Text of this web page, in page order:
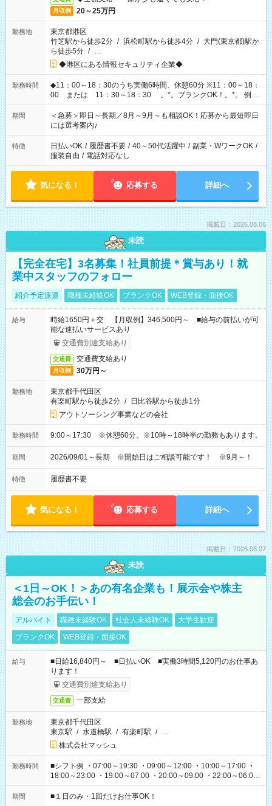
月収例 20～25万円
勤務地
東京都港区
竹芝駅から徒歩2分 / 浜松町駅から徒歩4分 / 大門(東京都)駅か
ら徒歩5分 / …
◆港区にある情報セキュリティ企業◆
勤務時間
◆11：00～18：30のうち実働6時間、休憩60分 ※11：00～18：
00 または 11：30～18：30 。*。ブランクOK！。*。 例え
ば前職が、 在宅/財団法人/事務/コールセンター/受付/販売/カフェ
スタッフ スイーツ販売/ホテルフロント/化粧品販売/など 様々な
業界から入社して活躍されています♪
期間
＜急募＞即日～長期／8月～9月～も相談OK！応募から最短即日
には選考案内♪
特徴 日払いOK / 履歴書不要 / 40～50代活躍中 / 副業・WワークOK /
服装自由 / 電話対応なし
気になる！ 応募する 詳細へ
掲載日：2026.08.06
未読
【完全在宅】3名募集！社員前提＊賞与あり！就
業中スタッフのフォロー
紹介予定派遣 職種未経験OK ブランクOK WEB登録・面接OK
給与
時給1650円＋交 【月収例】346,500円～ ■給与の前払いが可
能な速払いサービスあり
交通費別途支給あり
交通費 交通費支給あり
月収例 30万円～
勤務地
東京都千代田区
有楽町駅から徒歩2分 / 日比谷駅から徒歩1分
アウトソーシング事業などの会社
勤務時間 9:00～17:30 ※休憩60分。※10時～18時半の勤務もあります。
期間 2026/09/01～長期 ※開始日はご相談可能です！ ※9月～！
特徴 履歴書不要
気になる！ 応募する 詳細へ
掲載日：2026.08.07
未読
＜1日～OK！＞あの有名企業も！展示会や株主
総会のお手伝い！
アルバイト 職種未経験OK 社会人未経験OK
大学生歓迎
ブランクOK
WEB登録・面接OK
給与
■日給16,840円～ ■日払いOK ■実働3時間5,120円のお仕事あ
ります！
交通費別途支給あり
交通費 一部支給
勤務地
東京都千代田区
東京駅 / 水道橋駅 / 有楽町駅 / …
株式会社マッシュ
勤務時間
■シフト例 ・07:00～19:30 ・09:00～12:00 ・10:00～17:00 ・
18:00～23:00 ・19:00～07:00 ・20:00～09:00 ・22:00～06:00
etc ★最短で3時間で5,120円のお仕事から 15時間で2万円近く稼
げるお仕事も！ ご希望のお時間に合わせてご紹介！ ※シフトは
期間 ■１日のみ・1回だけお仕事OK！